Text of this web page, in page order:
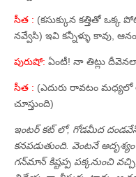
సీత : (కసుక్కున కత్తితో ఒక్క
నవ్వేసి) ఇవి కన్నీళ్ళు కావు,
పురుషో: ఏంటీ! నా తిట్లు
సీత : (ఎదురు రావటం మధ్యలో
చూస్తుంది)
ఇంటర్‌ కట్‌ లో, గోడమీద దండవేసి
కనపడుతుంది. వెంటనే
గన్‌మాన్‌ కిష్టప్ప పక్కనుంచి